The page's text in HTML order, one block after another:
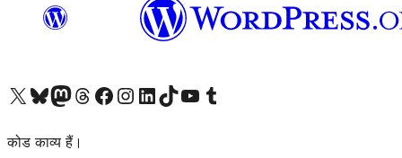
Visit our X (formerly Twitter) account
हमारे बलुस्की खाते पर जाएँVisit our Mastodon account
हमारे थ्रेड्स अकाउंट पर जाएंहमारे फेसबुक पेज पर जाएँहमारे इंस्टाग्राम अकाउंट पर जाएंहमारे लिंक्डइन खाते पर जाएँहमारे टिकटॉक खाते पर जाएँहमारे यूट्यूब चैनल पर जाएंहमारे Tumblr खाते पर जाएँ
कोड काव्य हैं।